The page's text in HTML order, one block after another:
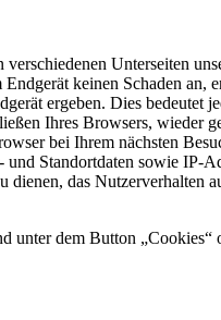
Unterseiten
keinen Schaden an,
ergeben. Dies bedeutet
Ihres Browsers, wieder
bei Ihrem nächsten
Standortdaten sowie IP-
das Nutzerverhalten
dem Button „Cookies“